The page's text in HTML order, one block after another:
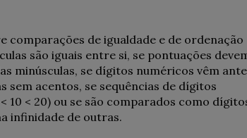
comparações de igualdade e de ordenação
são iguais entre si, se pontuações
minúsculas, se dígitos numéricos vêm
sem acentos, se sequências de dígitos
10 < 20) ou se são comparados como
infinidade de outras.